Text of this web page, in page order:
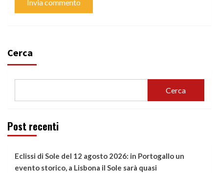
Cerca
Cerca
Post recenti
Eclissi di Sole del 12 agosto 2026: in Portogallo un
evento storico, a Lisbona il Sole sarà quasi